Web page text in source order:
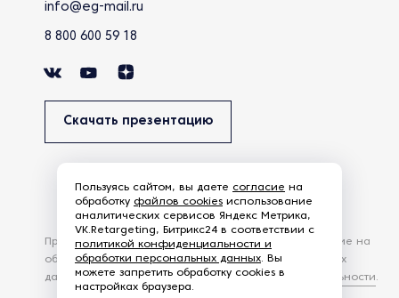
info@eg-mail.ru
8 800 600 59 18
Скачать презентацию
Продолжая использовать наш сайт, вы даете согласие на
обработку файлов Cookies и других пользовательских
данных, в соответствии сПолитикой конфиденциальности.
Пользуясь сайтом, вы даете согласие на
обработку файлов cookies использование
аналитических сервисов Яндекс Метрика,
VK.Retargeting, Битрикс24 в соответствии с
политикой конфиденциальности и
обработки персональных данных. Вы
можете запретить обработку cookies в
настройках браузера.